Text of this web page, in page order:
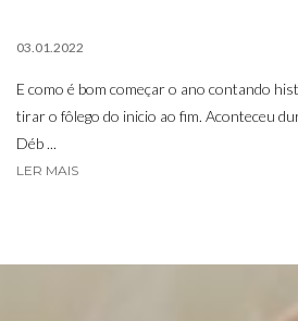
03.01.2022
E como é bom começar o ano contando
tirar o fôlego do inicio ao fim. Aconteceu
Déb ...
LER MAIS